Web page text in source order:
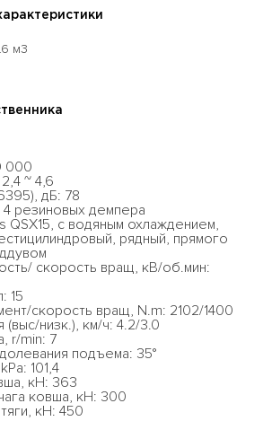
м3
000
~ 4,6
дБ: 78
резиновых демпера
QSX15, с водяным охлаждением,
рядный, прямого
скорость вращ, кВ/об.мин:
15
скорость вращ, N.m: 2102/1400
низк.), км/ч: 4.2/3.0
r/min: 7
подъема: 35°
101,4
кН: 363
ковша, кН: 300
кН: 450